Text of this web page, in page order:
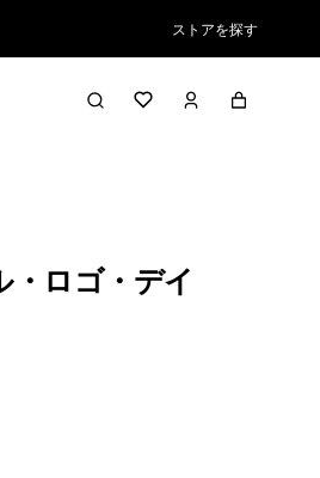
ストアを探す
・ロゴ・デイ